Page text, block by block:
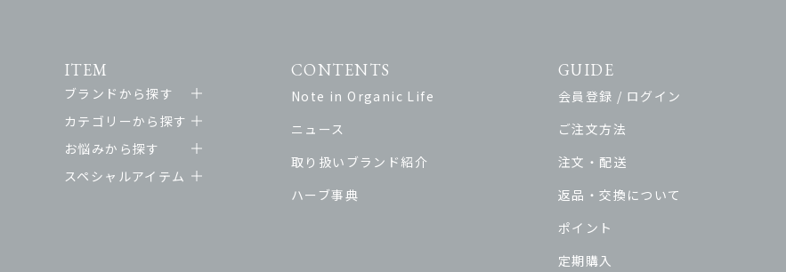
ITEM
ブランドから探す
カテゴリーから探す
お悩みから探す
スペシャルアイテム
CONTENTS
Note in Organic Life
ニュース
取り扱いブランド紹介
ハーブ事典
GUIDE
会員登録 / ログイン
ご注文方法
注文・配送
返品・交換について
ポイント
定期購入